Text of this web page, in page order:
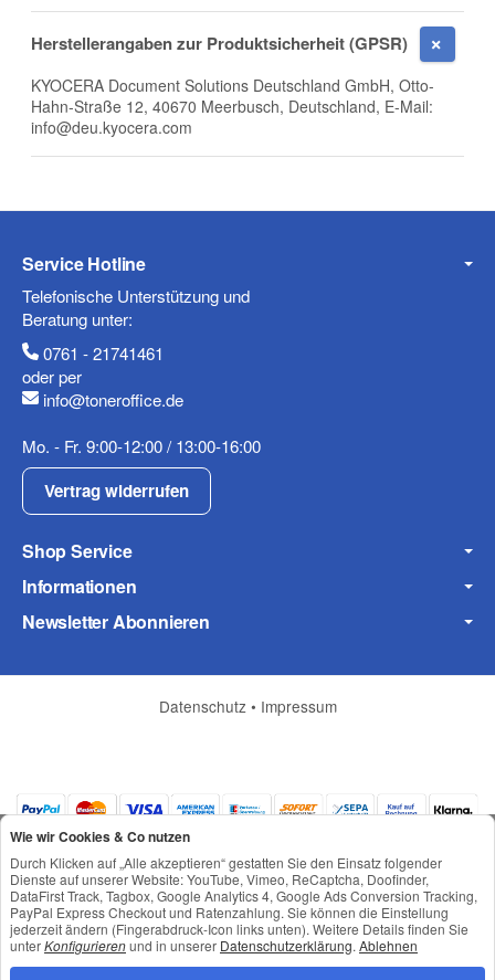
Mobiltelefon
Fax
Frage zum Artikel
Ihre Frage
(* = Pflichtfelder)
Herstellerangaben zur Produktsicherheit (GPSR)
KYOCERA Document Solutions Deutschland GmbH, Otto-
Hahn-Straße 12, 40670 Meerbusch, Deutschland, E-Mail:
info@deu.kyocera.com
Service Hotline
Telefonische Unterstützung und
Beratung unter:
0761 - 21741461
oder per
info@toneroffice.de
Mo. - Fr. 9:00-12:00 / 13:00-16:00
Vertrag widerrufen
Shop Service
Informationen
Newsletter Abonnieren
Datenschutz • Impressum
*Alle Preise inkl. gesetzlicher USt., zzgl.Versand
© © Toneroffice.de
Wie wir Cookies & Co nutzen
Durch Klicken auf „Alle akzeptieren“ gestatten Sie den Einsatz folgender
Dienste auf unserer Website: YouTube, Vimeo, ReCaptcha, Doofinder,
DataFirst Track, Tagbox, Google Analytics 4, Google Ads Conversion Tracking,
PayPal Express Checkout und Ratenzahlung. Sie können die Einstellung
jederzeit ändern (Fingerabdruck-Icon links unten). Weitere Details finden Sie
unterKonfigurierenund in unserer Datenschutzerklärung. Ablehnen